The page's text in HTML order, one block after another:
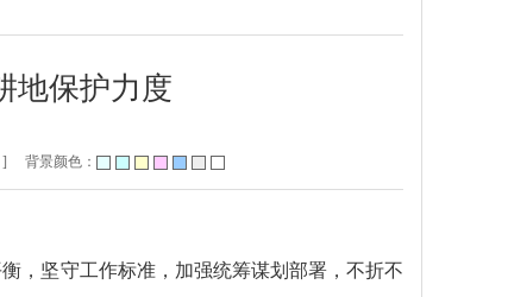
地保护力度
背景颜色：
，坚守工作标准，加强统筹谋划部署，不折不